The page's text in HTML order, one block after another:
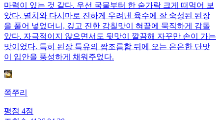
마력이 있는 것 같다. 우선 국물부터 한 숟가락 크게 떠먹어 보
았다. 멸치와 다시마로 진하게 우려낸 육수에 잘 숙성된 된장
을 풀어 넣었더니, 깊고 진한 감칠맛이 혀끝에 묵직하게 감돌
았다. 자극적이지 않으면서도 뒷맛이 깔끔해 자꾸만 손이 가는
맛이었다. 특히 된장 특유의 짭조름함 뒤에 오는 은은한 단맛
이 입안을 풍성하게 채워주었다.
쪽쭈리
평점 4점